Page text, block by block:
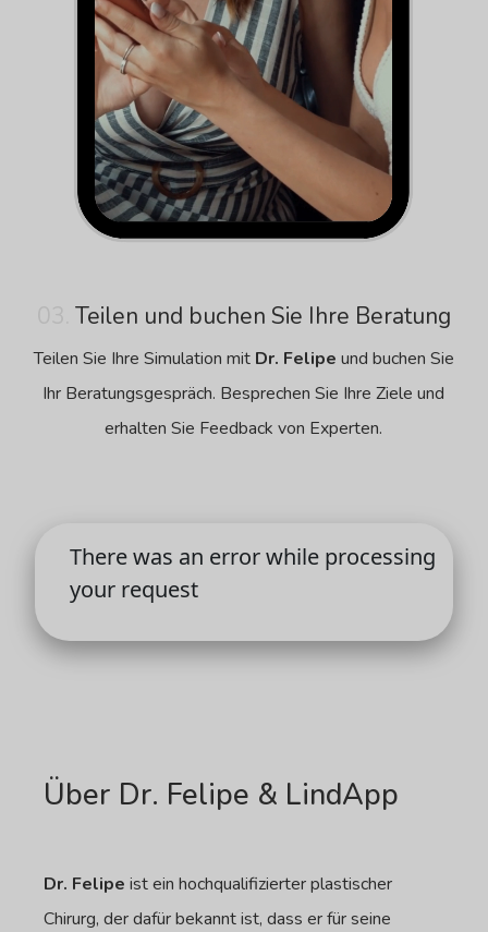
Teilen und buchen Sie Ihre Beratung
Teilen Sie Ihre Simulation mit Dr. Felipe und buchen Sie
Ihr Beratungsgespräch. Besprechen Sie Ihre Ziele und
erhalten Sie Feedback von Experten.
Über Dr. Felipe & LindApp
Dr. Felipeist ein hochqualifizierter plastischer
Chirurg, der dafür bekannt ist, dass er für seine